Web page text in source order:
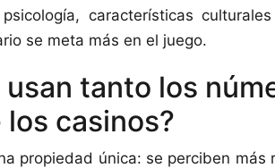
características
se meta más en el juego.
usan tanto los
casinos?
propiedad única: se perciben más